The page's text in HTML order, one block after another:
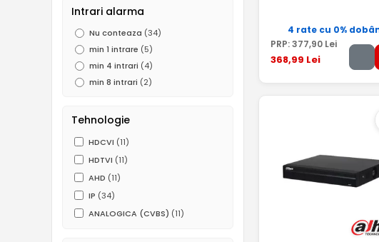
Intrari alarma
Nu conteaza (34)
min 1 intrare (5)
min 4 intrari (4)
min 8 intrari (2)
Tehnologie
HDCVI (11)
HDTVI (11)
AHD (11)
IP (34)
ANALOGICA (CVBS) (11)
4 rate cu 0%
PRP:377,90 Lei
368,99 Lei